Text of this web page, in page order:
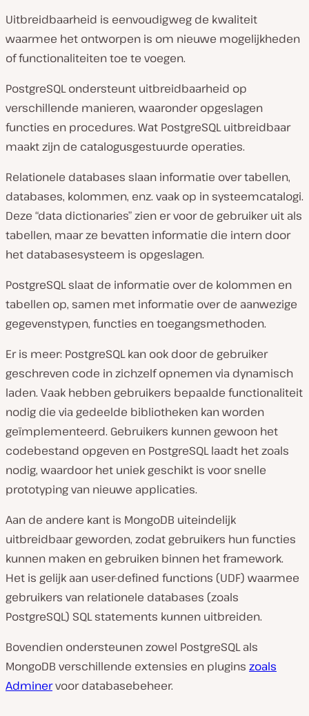
Uitbreidbaarheid is eenvoudigweg de kwaliteit
waarmee het ontworpen is om nieuwe mogelijkheden
of functionaliteiten toe te voegen.
PostgreSQL ondersteunt uitbreidbaarheid op
verschillende manieren, waaronder opgeslagen
functies en procedures. Wat PostgreSQL uitbreidbaar
maakt zijn de catalogusgestuurde operaties.
Relationele databases slaan informatie over tabellen,
databases, kolommen, enz. vaak op in systeemcatalogi.
Deze “data dictionaries” zien er voor de gebruiker uit als
tabellen, maar ze bevatten informatie die intern door
het databasesysteem is opgeslagen.
PostgreSQL slaat de informatie over de kolommen en
tabellen op, samen met informatie over de aanwezige
gegevenstypen, functies en toegangsmethoden.
Er is meer: PostgreSQL kan ook door de gebruiker
geschreven code in zichzelf opnemen via dynamisch
laden. Vaak hebben gebruikers bepaalde functionaliteit
nodig die via gedeelde bibliotheken kan worden
geïmplementeerd. Gebruikers kunnen gewoon het
codebestand opgeven en PostgreSQL laadt het zoals
nodig, waardoor het uniek geschikt is voor snelle
prototyping van nieuwe applicaties.
Aan de andere kant is MongoDB uiteindelijk
uitbreidbaar geworden, zodat gebruikers hun functies
kunnen maken en gebruiken binnen het framework.
Het is gelijk aan user-defined functions (UDF) waarmee
gebruikers van relationele databases (zoals
PostgreSQL) SQL statements kunnen uitbreiden.
Bovendien ondersteunen zowel PostgreSQL als
MongoDB verschillende extensies en plugins zoals
Adminervoor databasebeheer.